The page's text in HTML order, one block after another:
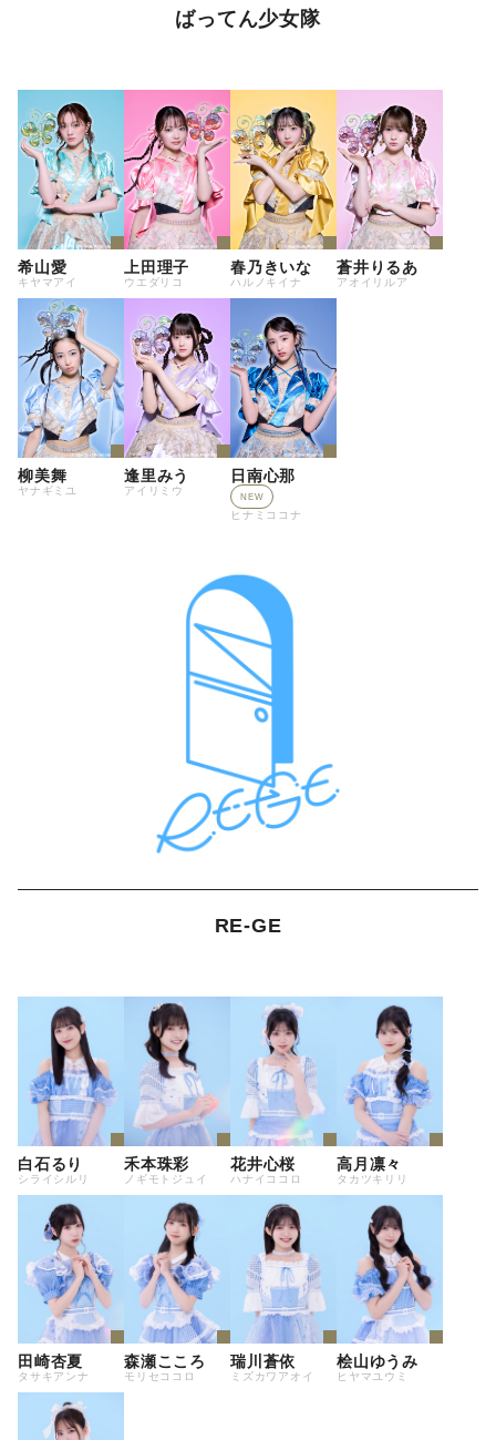
ばってん少女隊
希山愛
キヤマアイ
上田理子
ウエダリコ
春乃きいな
ハルノキイナ
蒼井りるあ
アオイリルア
柳美舞
ヤナギミユ
逢里みう
アイリミウ
日南心那
NEW
ヒナミココナ
RE-GE
白石るり
シライシルリ
禾本珠彩
ノギモトジュイ
花井心桜
ハナイココロ
高月凛々
タカツキリリ
田崎杏夏
タサキアンナ
森瀬こころ
モリセココロ
瑞川蒼依
ミズカワアオイ
桧山ゆうみ
ヒヤマユウミ